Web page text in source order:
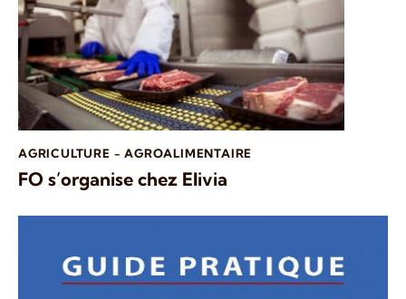
AGRICULTURE - AGROALIMENTAIRE
FO s’organise chez Elivia